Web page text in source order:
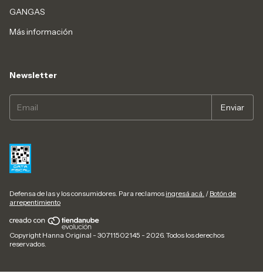
GANGAS
Más información
Newsletter
Defensa de las y los consumidores. Para reclamos ingresá acá. / Botón de
arrepentimiento
Copyright Hanna Original - 30711502145 - 2026. Todos los derechos
reservados.